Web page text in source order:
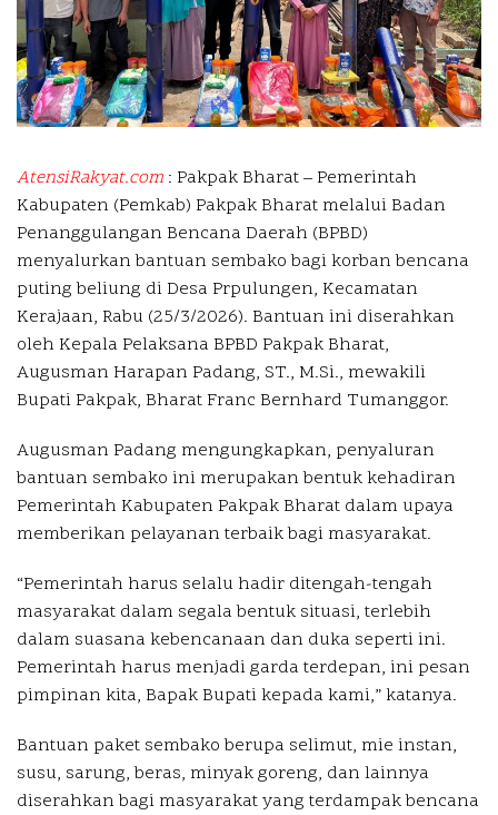
AtensiRakyat.com : Pakpak Bharat – Pemerintah
Kabupaten (Pemkab) Pakpak Bharat melalui Badan
Penanggulangan Bencana Daerah (BPBD)
menyalurkan bantuan sembako bagi korban bencana
puting beliung di Desa Prpulungen, Kecamatan
Kerajaan, Rabu (25/3/2026). Bantuan ini diserahkan
oleh Kepala Pelaksana BPBD Pakpak Bharat,
Augusman Harapan Padang, ST., M.Si., mewakili
Bupati Pakpak, Bharat Franc Bernhard Tumanggor.
Augusman Padang mengungkapkan, penyaluran
bantuan sembako ini merupakan bentuk kehadiran
Pemerintah Kabupaten Pakpak Bharat dalam upaya
memberikan pelayanan terbaik bagi masyarakat.
“Pemerintah harus selalu hadir ditengah-tengah
masyarakat dalam segala bentuk situasi, terlebih
dalam suasana kebencanaan dan duka seperti ini.
Pemerintah harus menjadi garda terdepan, ini pesan
pimpinan kita, Bapak Bupati kepada kami,” katanya.
Bantuan paket sembako berupa selimut, mie instan,
susu, sarung, beras, minyak goreng, dan lainnya
diserahkan bagi masyarakat yang terdampak bencana